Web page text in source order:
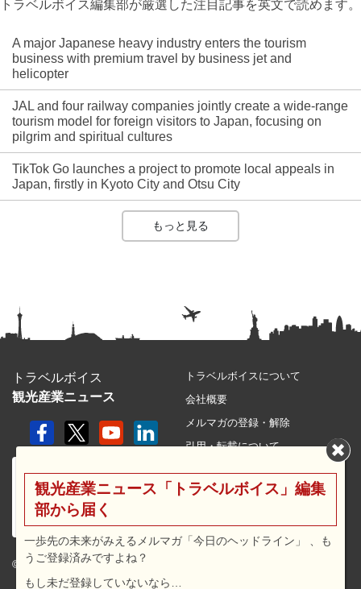
トラベルボイス編集部が厳選した注目記事を英文で読めます。
A major Japanese heavy industry enters the tourism
business with premium travel by business jet and
helicopter
JAL and four railway companies jointly create a wide-range
tourism model for foreign visitors to Japan, focusing on
pilgrim and spiritual cultures
TikTok Go launches a project to promote local appeals in
Japan, firstly in Kyoto City and Otsu City
もっと見る
トラベルボイス
観光産業ニュース
© 2026 travel voice.
トラベルボイスについて
会社概要
メルマガの登録・解除
引用・転載について
利用規約
広告メニュー・料金
観光産業ニュース「トラベルボイス」編集
部から届く
一歩先の未来がみえるメルマガ「今日のヘッドライン」 、も
うご登録済みですよね？
もし未だ登録していないなら…